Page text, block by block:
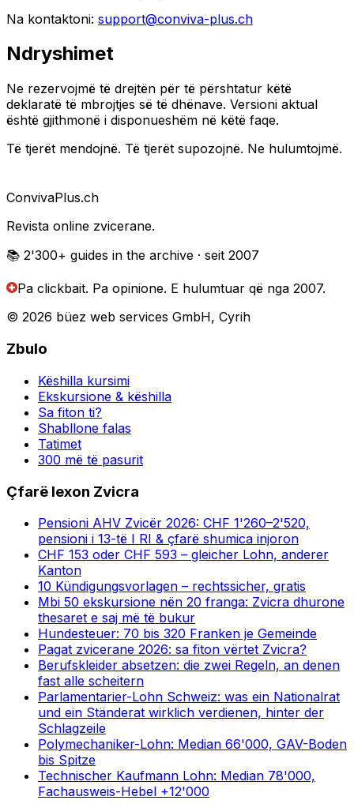
Na kontaktoni: support@conviva-plus.ch
Ndryshimet
Ne rezervojmë të drejtën për të përshtatur këtë
deklaratë të mbrojtjes së të dhënave. Versioni aktual
është gjithmonë i disponueshëm në këtë faqe.
Të tjerët mendojnë. Të tjerët supozojnë. Ne hulumtojmë.
ConvivaPlus.ch
Revista online zvicerane.
📚 2'300+ guides in the archive · seit 2007
Pa clickbait. Pa opinione. E hulumtuar që nga 2007.
© 2026 büez web services GmbH, Cyrih
Zbulo
Këshilla kursimi
Ekskursione & këshilla
Sa fiton ti?
Shabllone falas
Tatimet
300 më të pasurit
Çfarë lexon Zvicra
Pensioni AHV Zvicër 2026: CHF 1'260–2'520,
pensioni i 13-të I RI & çfarë shumica injoron
CHF 153 oder CHF 593 – gleicher Lohn, anderer
Kanton
10 Kündigungsvorlagen – rechtssicher, gratis
Mbi 50 ekskursione nën 20 franga: Zvicra dhurone
thesaret e saj më të bukur
Hundesteuer: 70 bis 320 Franken je Gemeinde
Pagat zvicerane 2026: sa fiton vërtet Zvicra?
Berufskleider absetzen: die zwei Regeln, an denen
fast alle scheitern
Parlamentarier-Lohn Schweiz: was ein Nationalrat
und ein Ständerat wirklich verdienen, hinter der
Schlagzeile
Polymechaniker-Lohn: Median 66'000, GAV-Boden
bis Spitze
Technischer Kaufmann Lohn: Median 78'000,
Fachausweis-Hebel +12'000